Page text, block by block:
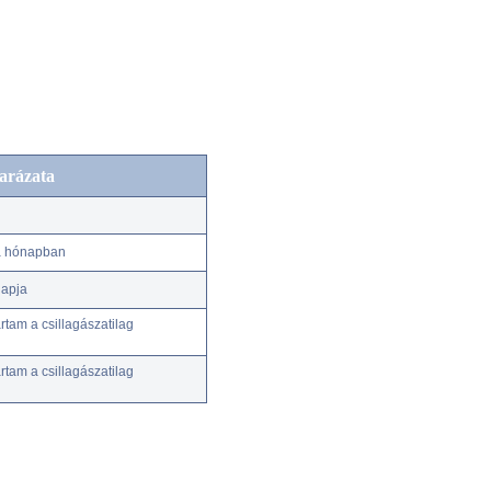
hónapban
a csillagászatilag
a csillagászatilag